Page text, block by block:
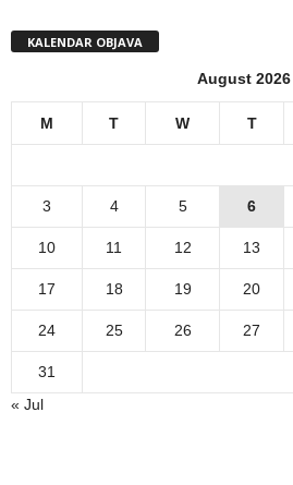
KALENDAR OBJAVA
August 2026
M T W T
3 4 5 6
10 11 12 13
17 18 19 20
24 25 26 27
31
« Jul